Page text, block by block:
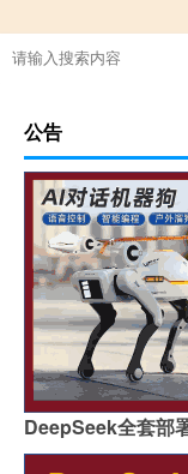
公告
DeepSeek全套部